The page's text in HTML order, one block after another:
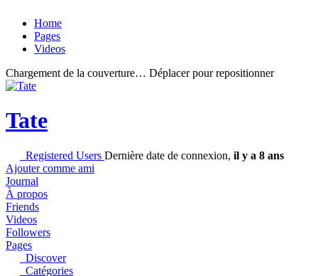
Home
Pages
Videos
Chargement de la couverture… Déplacer pour repositionner
Tate
Registered Users Dernière date de connexion, il y a 8 ans
Ajouter comme ami
Journal
À propos
Friends
Videos
Followers
Pages
Discover
Catégories